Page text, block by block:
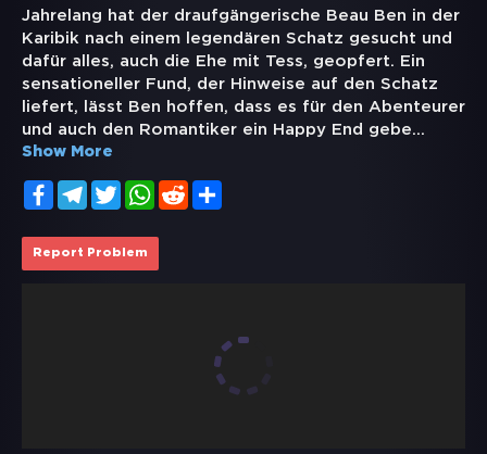
Jahrelang hat der draufgängerische Beau Ben in der
Karibik nach einem legendären Schatz gesucht und
dafür alles, auch die Ehe mit Tess, geopfert. Ein
sensationeller Fund, der Hinweise auf den Schatz
liefert, lässt Ben hoffen, dass es für den Abenteurer
und auch den Romantiker ein Happy End gebe...
Show More
FacebookTelegramTwitterWhatsApp
Reddit
Report Problem